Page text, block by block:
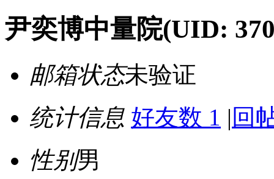
尹奕博中量院(UID:
邮箱状态未验证
统计信息 好友数 1 | 回
性别男